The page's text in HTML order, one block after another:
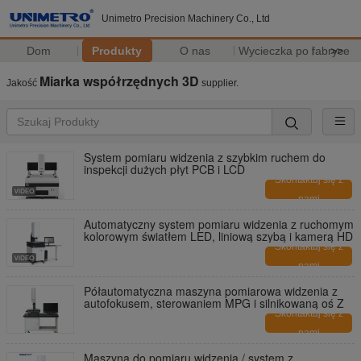
Unimetro Precision Machinery Co., Ltd
Dom Produkty O nas Wycieczka po fabryce
>>
Jakość Miarka współrzędnych 3D supplier.
System pomiaru widzenia z szybkim ruchem do
inspekcji dużych płyt PCB i LCD
Skontaktuj się z
nami
Automatyczny system pomiaru widzenia z ruchomym
kolorowym światłem LED, liniową szybą i kamerą HD
Skontaktuj się z
nami
Półautomatyczna maszyna pomiarowa widzenia z
autofokusem, sterowaniem MPG i silnikowaną oś Z
Skontaktuj się z
nami
Maszyna do pomiaru widzenia / system z